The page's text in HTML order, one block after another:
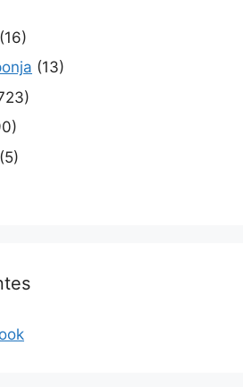
(16)
(13)
(5)